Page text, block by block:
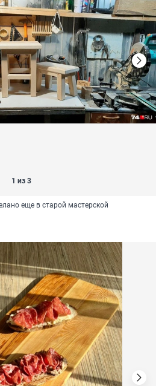
1 из 3
еще в старой мастерской